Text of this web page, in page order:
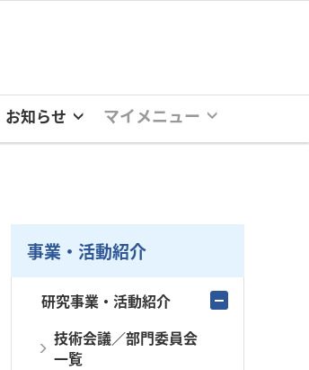
お知らせ マイメニュー
事業・活動紹介
研究事業・活動紹介
技術会議／部門委員会
一覧